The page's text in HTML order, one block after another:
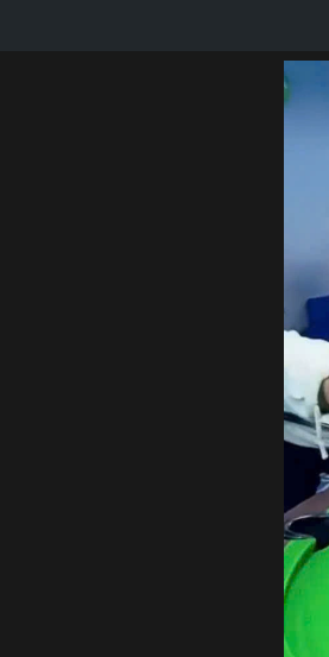
mới. Cho phép bạn giao bóng,
đầu lơ gậy. Khi trở thành cao thủ
NHƯ THẾ
Từ cơ thủ cá nhân nghiệp dư
mặt bo. Khéo tay dũa bo tròn đầu
đồng hồ từ dưới lên xung quanh
tiếp tục bo ngọn cơ trên bề mặt gỗ
hãng và uy tín. Chúng tôi đã